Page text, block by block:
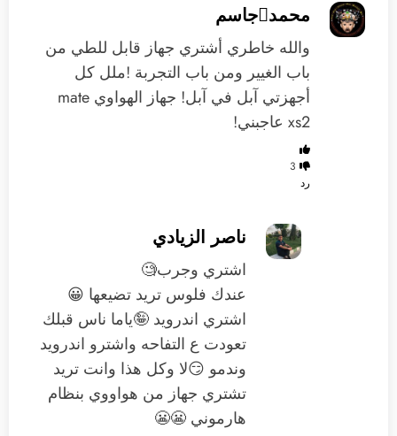
محمدجاسم
والله خاطري أشتري جهاز قابل للطي من
باب الغيير ومن باب التجربة !ملل كل
أجهزتي آبل في آبل! جهاز الهواوي mate
xs2 عاجبني!
3
رد
ناصر الزيادي
اشتري وجرب🧐
عندك فلوس تريد تضيعها 😀
اشتري اندرويد 🤪ياما ناس قبلك
تعودت ع التفاحه واشترو اندرويد
وندمو 😏لا وكل هذا وانت تريد
تشتري جهاز من هواووي بنظام
هارموني 😬😬